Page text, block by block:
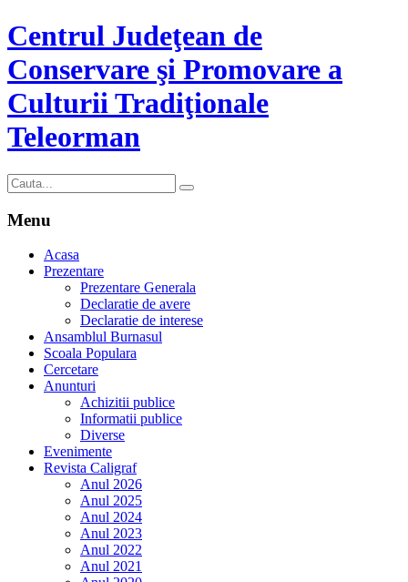
Centrul Judeţean de
Conservare şi Promovare a
Culturii Tradiţionale
Teleorman
Menu
Acasa
Prezentare
Prezentare Generala
Declaratie de avere
Declaratie de interese
Ansamblul Burnasul
Scoala Populara
Cercetare
Anunturi
Achizitii publice
Informatii publice
Diverse
Evenimente
Revista Caligraf
Anul 2026
Anul 2025
Anul 2024
Anul 2023
Anul 2022
Anul 2021